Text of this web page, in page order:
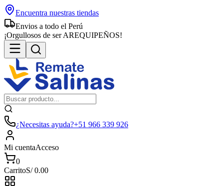
Encuentra nuestras tiendas
Envios a todo el Perú
¡Orgullosos de ser AREQUIPEÑOS!
¿Necesitas ayuda?+51 966 339 926
Mi cuentaAcceso
0
CarritoS/0.00